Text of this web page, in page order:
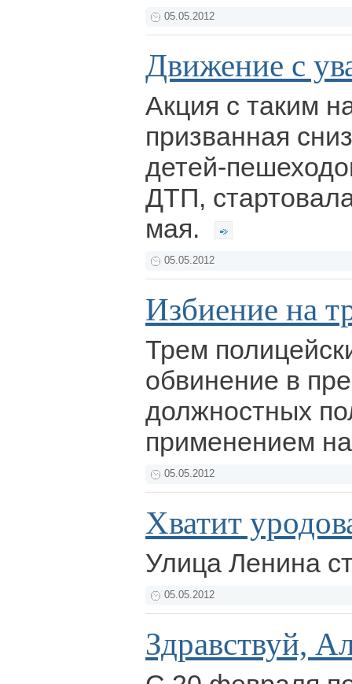
05.05.2012
Движение с
Акция с таким
призванная
детей-
ДТП,
мая.
05.05.2012
Избиение на
Трем
обвинение в
должностных
применением
05.05.2012
Хватит
Улица Ленина
05.05.2012
Здравствуй,